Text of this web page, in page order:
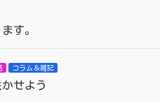
す。
コラム＆雑記
せよう